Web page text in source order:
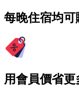
每晚住宿均可
用會員價省更